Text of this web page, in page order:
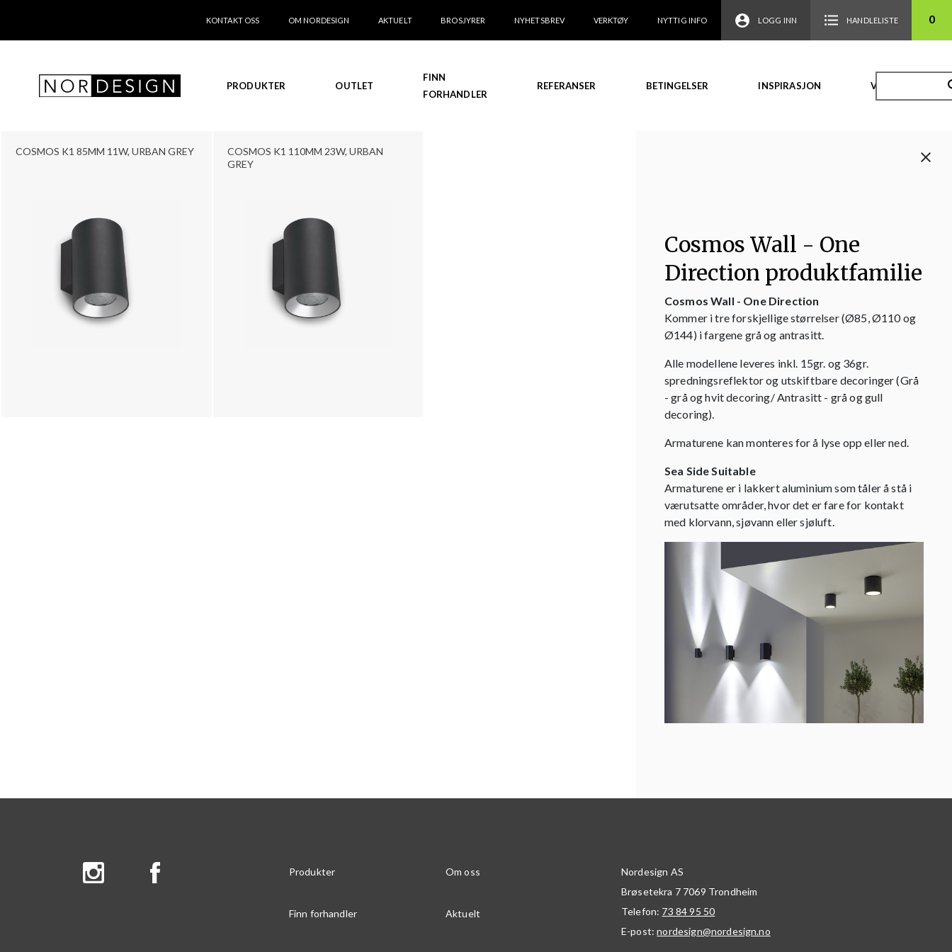
KONTAKT OSS OM NORDESIGN AKTUELT BROSJYRER NYHETSBREV VERKTØY NYTTIG INFO LOGG INN HANDLELISTE 0
PRODUKTER OUTLET
FINN
FORHANDLER
REFERANSER BETINGELSER INSPIRASJON VIDEO
COSMOS K1 85MM 11W, URBAN GREY
COSMOS K1 110MM 23W, URBAN
GREY
Cosmos Wall - One
Direction produktfamilie
Cosmos Wall - One Direction
Kommer i tre forskjellige størrelser (Ø85, Ø110 og
Ø144) i fargene grå og antrasitt.
Alle modellene leveres inkl. 15gr. og 36gr.
spredningsreflektor og utskiftbare decoringer (Grå
- grå og hvit decoring/ Antrasitt - grå og gull
decoring).
Armaturene kan monteres for å lyse opp eller ned.
Sea Side Suitable
Armaturene er i lakkert aluminium som tåler å stå i
værutsatte områder, hvor det er fare for kontakt
med klorvann, sjøvann eller sjøluft.
Produkter Om oss
Finn forhandler Aktuelt
Nordesign AS
Brøsetekra 7 7069 Trondheim
Telefon: 73 84 95 50
E-post:nordesign@nordesign.no